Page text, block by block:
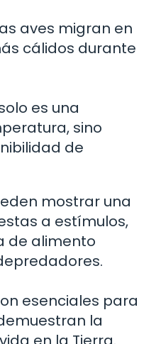
aves migran en
cálidos durante
es una
sino
de
mostrar una
a estímulos,
de alimento
esenciales para
la